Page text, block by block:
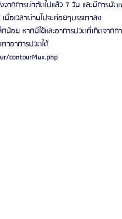
กการผ่าตัดไปแล้ว 7 วัน และมีการนั
อเวลาผ่านไปจะค่อยๆบรรเทาลง
อย หากมีไข้และอาการปวดที่เกิดจาก
าอาการปวดได้
contourMax.php